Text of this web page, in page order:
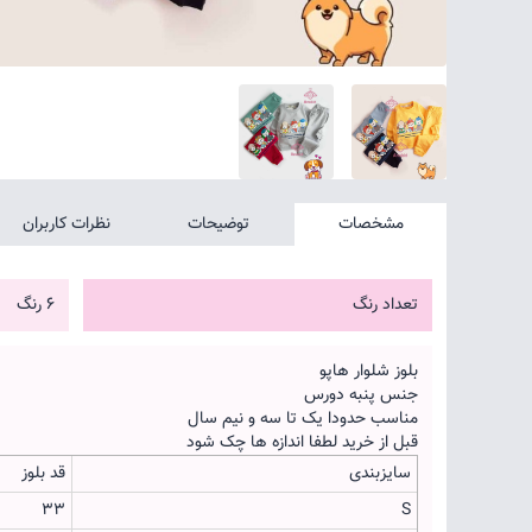
مشخصات توضیحات نظرات کاربران
تعداد رنگ 6 رنگ
بلوز شلوار هاپو
جنس پنبه دورس
مناسب حدودا یک تا سه و نیم سال
قبل از خرید لطفا اندازه ها چک شود
سایزبندی
قد بلوز
S
33